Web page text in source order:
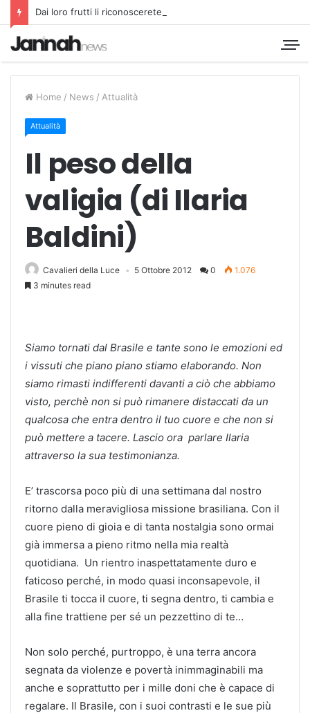
Dai loro frutti li riconoscerete
Home / News / Attualità
Attualità
Il peso della
valigia (di Ilaria
Baldini)
Cavalieri della Luce 5 Ottobre 2012 0
1.076
3 minutes read
Siamo tornati dal Brasile e tante sono le emozioni ed
i vissuti che piano piano stiamo elaborando. Non
siamo rimasti indifferenti davanti a ciò che abbiamo
visto, perchè non si può rimanere distaccati da un
qualcosa che entra dentro il tuo cuore e che non si
può mettere a tacere. Lascio ora parlare Ilaria
attraverso la sua testimonianza.
E’ trascorsa poco più di una settimana dal nostro
ritorno dalla meravigliosa missione brasiliana. Con il
cuore pieno di gioia e di tanta nostalgia sono ormai
già immersa a pieno ritmo nella mia realtà
quotidiana. Un rientro inaspettatamente duro e
faticoso perché, in modo quasi inconsapevole, il
Brasile ti tocca il cuore, ti segna dentro, ti cambia e
alla fine trattiene per sé un pezzettino di te…
Non solo perché, purtroppo, è una terra ancora
segnata da violenze e povertà inimmaginabili ma
anche e soprattutto per i mille doni che è capace di
regalare. Il Brasile, con i suoi contrasti e le sue più